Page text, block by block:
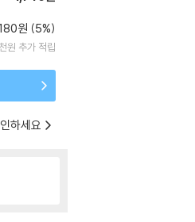
원 (5%)
원 추가 적립
하세요